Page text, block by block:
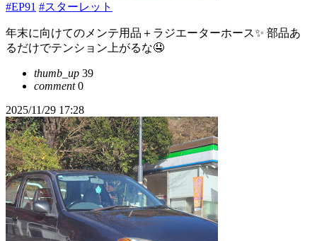
#EP91 #スターレット
年末に向けてのメンテ用品＋ラジエーターホース✨ 部品あ
るだけでテンション上がるな🤤
thumb_up 39
comment0
2025/11/29 17:28